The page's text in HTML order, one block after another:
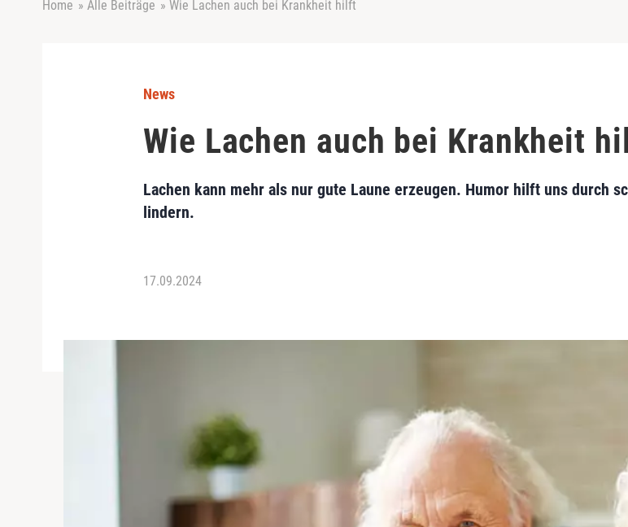
Home » Alle Beiträge » Wie Lachen auch bei Krankheit hilft
News
Wie Lachen auch bei Krankheit
Lachen kann mehr als nur gute Laune erzeugen. Humor hilft uns durch
lindern.
17.09.2024